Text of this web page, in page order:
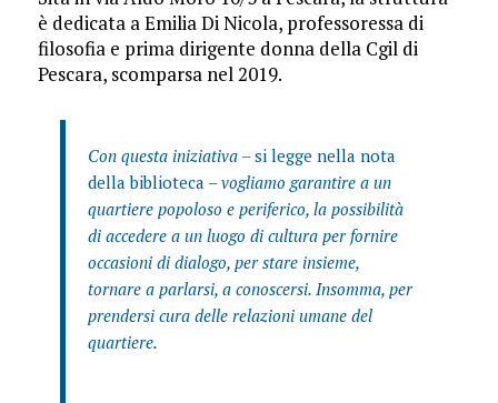
è dedicata a Emilia Di Nicola, professoressa di
filosofia e prima dirigente donna della Cgil di
Pescara, scomparsa nel 2019.
Con questa iniziativa –si legge nella nota
della biblioteca – vogliamo garantire a un
quartiere popoloso e periferico, la possibilità
di accedere a un luogo di cultura per fornire
occasioni di dialogo, per stare insieme,
tornare a parlarsi, a conoscersi. Insomma, per
prendersi cura delle relazioni umane del
quartiere.